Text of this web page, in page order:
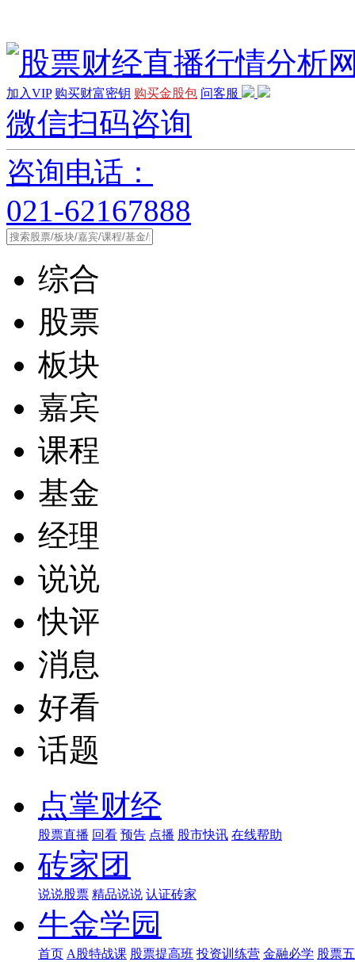
加入VIP 购买财富密钥 购买金股包 问客服
微信扫码咨询
咨询电话：
021-62167888
综合
股票
板块
嘉宾
课程
基金
经理
说说
快评
消息
好看
话题
点掌财经
股票直播 回看 预告 点播 股市快讯 在线帮助
砖家团
说说股票 精品说说 认证砖家
牛金学园
首页 A股特战课 股票提高班 投资训练营 金融必学 股票